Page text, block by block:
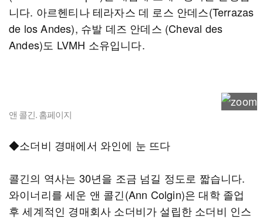
니다. 아르헨티나 테라자스 데 로스 안데스(Terrazas
de los Andes), 슈발 데즈 안데스 (Cheval des
Andes)도 LVMH 소유입니다.
앤 콜긴. 홈페이지
◆소더비 경매에서 와인에 눈 뜨다
콜긴의 역사는 30년을 조금 넘길 정도로 짧습니다.
와이너리를 세운 앤 콜긴(Ann Colgin)은 대학 졸업
후 세계적인 경매회사 소더비가 설립한 소더비 인스